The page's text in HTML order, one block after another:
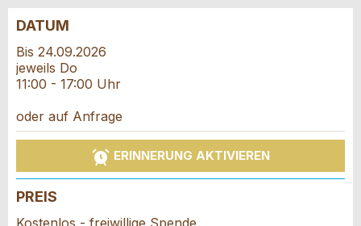
Anzeige beanstanden
Ihr Feedback wird sehr geschätzt!
Allgemeines Feedback
Anzeige nicht mehr gültig
Anzeige unvollständig
Anzeige weiterempfehlen
Empfehlen Sie diese Anzeige an Freunde weiter.
Reservation
Veranstaltungsdatum *:
Anzahl der Teilnehmer *:
Vorname / Nachname *:
DATUM
Bis 24.09.2026
jeweils Do
11:00 - 17:00 Uhr
oder auf Anfrage
ERINNERUNG AKTIVIEREN
PREIS
Kostenlos - freiwillige Spende